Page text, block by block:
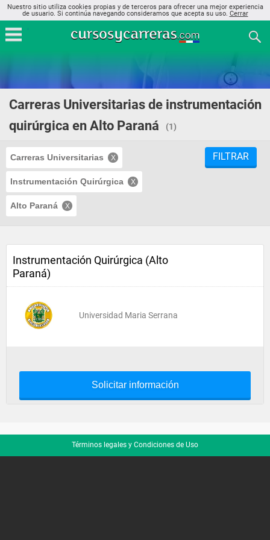
Nuestro sitio utiliza cookies propias y de terceros para ofrecer una mejor experiencia
de usuario. Si continúa navegando consideramos que acepta su uso. Cerrar
Carreras Universitarias de instrumentación
quirúrgica en Alto Paraná
(1)
Carreras Universitarias
Instrumentación Quirúrgica
Alto Paraná
FILTRAR
Instrumentación Quirúrgica (Alto
Paraná)
Universidad Maria Serrana
Solicitar información
Términos legales y Condiciones de Uso